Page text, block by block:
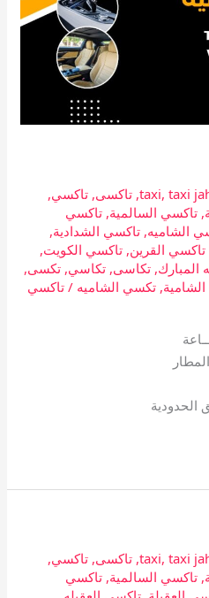
taxi, taxi
,تاكسى,تاكسي,
,تاكسي السالمية,تاكسي
الشاميه,تاكسي الشدادية,
تاكسي القرين,تاكسي الكويت,
المبارك,تكاسى,تكاسي,تكسى,
,تكسي الشاميه /تاكسي
الحدودية
taxi, taxi
,تاكسى,تاكسي,
,تاكسي السالمية,تاكسي